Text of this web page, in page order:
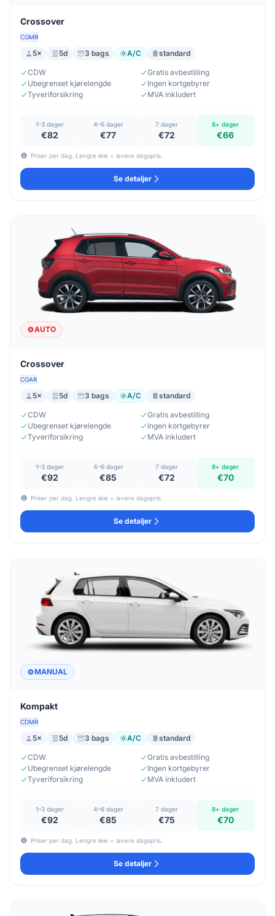
Crossover
CGMR
5× 5d 3 bags A/C standard
CDW
Gratis avbestilling
Ubegrenset kjørelengde
Ingen kortgebyrer
Tyveriforsikring
MVA inkludert
1–3 dager
€82
4–6 dager
€77
7 dager
€72
8+ dager
€66
Priser per dag. Lengre leie = lavere dagspris.
Se detaljer
AUTO
Crossover
CGAR
5× 5d 3 bags A/C standard
CDW
Gratis avbestilling
Ubegrenset kjørelengde
Ingen kortgebyrer
Tyveriforsikring
MVA inkludert
1–3 dager
€92
4–6 dager
€85
7 dager
€72
8+ dager
€70
Priser per dag. Lengre leie = lavere dagspris.
Se detaljer
MANUAL
Kompakt
CDMR
5× 5d 3 bags A/C standard
CDW
Gratis avbestilling
Ubegrenset kjørelengde
Ingen kortgebyrer
Tyveriforsikring
MVA inkludert
1–3 dager
€92
4–6 dager
€85
7 dager
€75
8+ dager
€70
Priser per dag. Lengre leie = lavere dagspris.
Se detaljer